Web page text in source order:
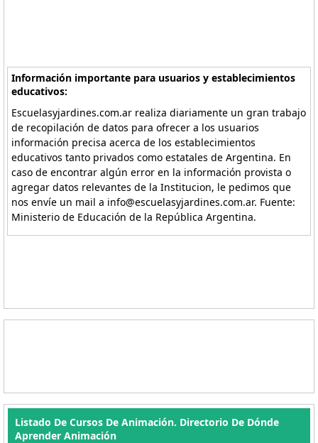
Información importante para usuarios y establecimientos
educativos:
Escuelasyjardines.com.ar realiza diariamente un gran trabajo
de recopilación de datos para ofrecer a los usuarios
información precisa acerca de los establecimientos
educativos tanto privados como estatales de Argentina. En
caso de encontrar algún error en la información provista o
agregar datos relevantes de la Institucion, le pedimos que
nos envíe un mail a info@escuelasyjardines.com.ar. Fuente:
Ministerio de Educación de la República Argentina.
Listado De Cursos De Animación. Directorio De Dónde
Aprender Animación